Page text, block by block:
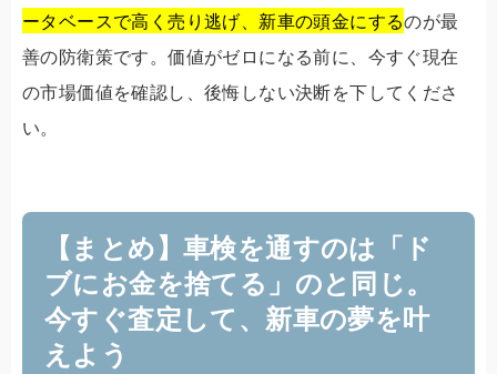
ータベースで高く売り逃げ、新車の頭金にするのが最
善の防衛策です。価値がゼロになる前に、今すぐ現在
の市場価値を確認し、後悔しない決断を下してくださ
い。
【まとめ】車検を通すのは「ド
ブにお金を捨てる」のと同じ。
今すぐ査定して、新車の夢を叶
えよう